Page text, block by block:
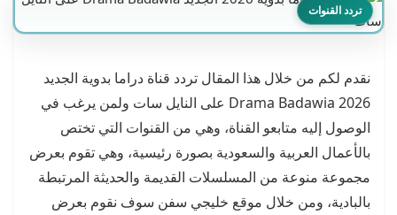
تردد القنوات
نقدم لكم من خلال هذا المقال تردد قناة دراما بدوية الجديد
2026 Drama Badawia على النايل سات ولمن يرغب في
الوصول إليه متابعو القناة، وهي من القنوات التي تختص
بالأعمال العربية والسعودية بصورة رئيسية، وهي تقوم بعرض
مجموعة منوعة من المسلسلات القديمة والحديثة المرتبطة
بالبادية، ومن خلال موقع خليجي سفن سوف نقوم بعرض